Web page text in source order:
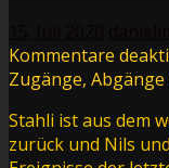
Kommentare
Zugänge,
Stahli ist aus dem
zurück und Nils